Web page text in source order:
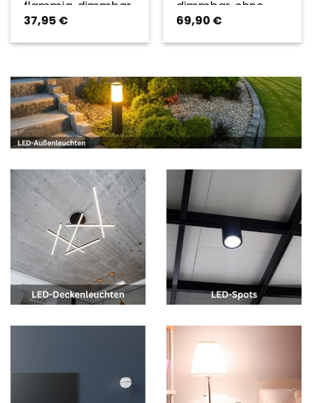
flammig, dimmbar,
24 W, 2700-6500 K,
weiss
37,95 €
dimmbar, ohne
Leuchtmittel –
69,90 €